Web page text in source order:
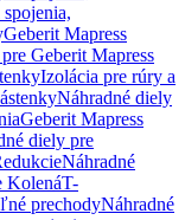
Geberit Mapress
Geberit Mapress
Izolácia pre rúry a
Náhradné diely
Geberit Mapress
diely pre
Náhradné
KolenáT-
prechodyNáhradné